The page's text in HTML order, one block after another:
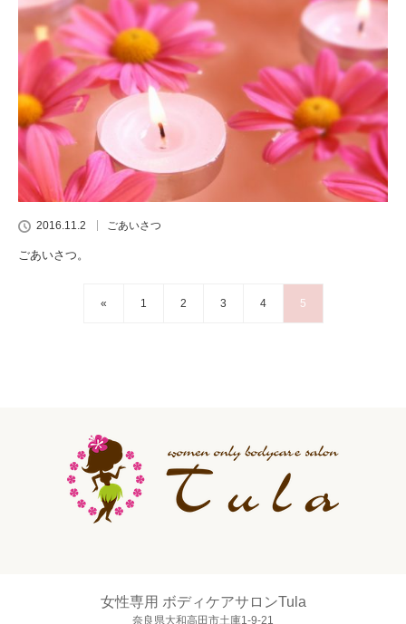
2016.11.2 ごあいさつ
ごあいさつ。
« 1 2 3 4 5
女性専用 ボディケアサロンTula
奈良県大和高田市土庫1-9-21